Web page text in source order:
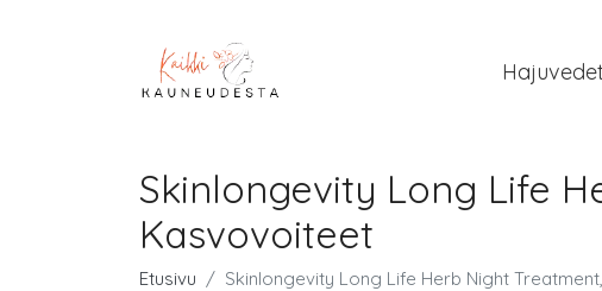
Skinlongevity Long Life
Kasvovoiteet
Etusivu Skinlongevity Long Life Herb Night